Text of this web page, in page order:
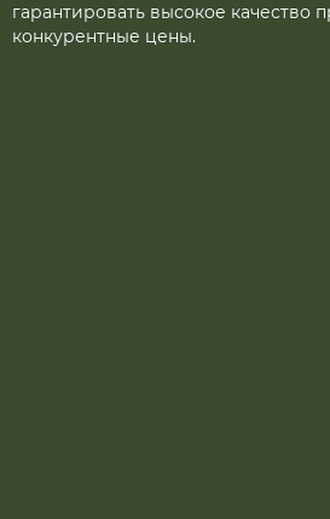
гарантировать высокое качество
конкурентные цены.